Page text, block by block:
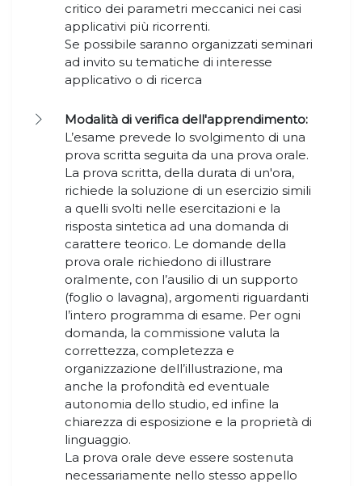
critico dei parametri meccanici nei casi
applicativi più ricorrenti.
Se possibile saranno organizzati seminari
ad invito su tematiche di interesse
applicativo o di ricerca
Modalità di verifica dell'apprendimento:
L’esame prevede lo svolgimento di una
prova scritta seguita da una prova orale.
La prova scritta, della durata di un'ora,
richiede la soluzione di un esercizio simili
a quelli svolti nelle esercitazioni e la
risposta sintetica ad una domanda di
carattere teorico. Le domande della
prova orale richiedono di illustrare
oralmente, con l’ausilio di un supporto
(foglio o lavagna), argomenti riguardanti
l’intero programma di esame. Per ogni
domanda, la commissione valuta la
correttezza, completezza e
organizzazione dell’illustrazione, ma
anche la profondità ed eventuale
autonomia dello studio, ed infine la
chiarezza di esposizione e la proprietà di
linguaggio.
La prova orale deve essere sostenuta
necessariamente nello stesso appello